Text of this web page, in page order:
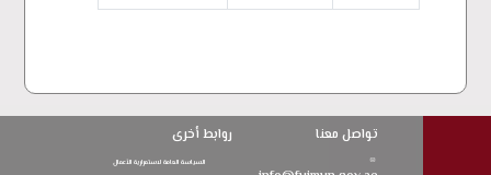
تواصل معنا روابط أخرى
السياسة العامة لاستمرارية الأعمال